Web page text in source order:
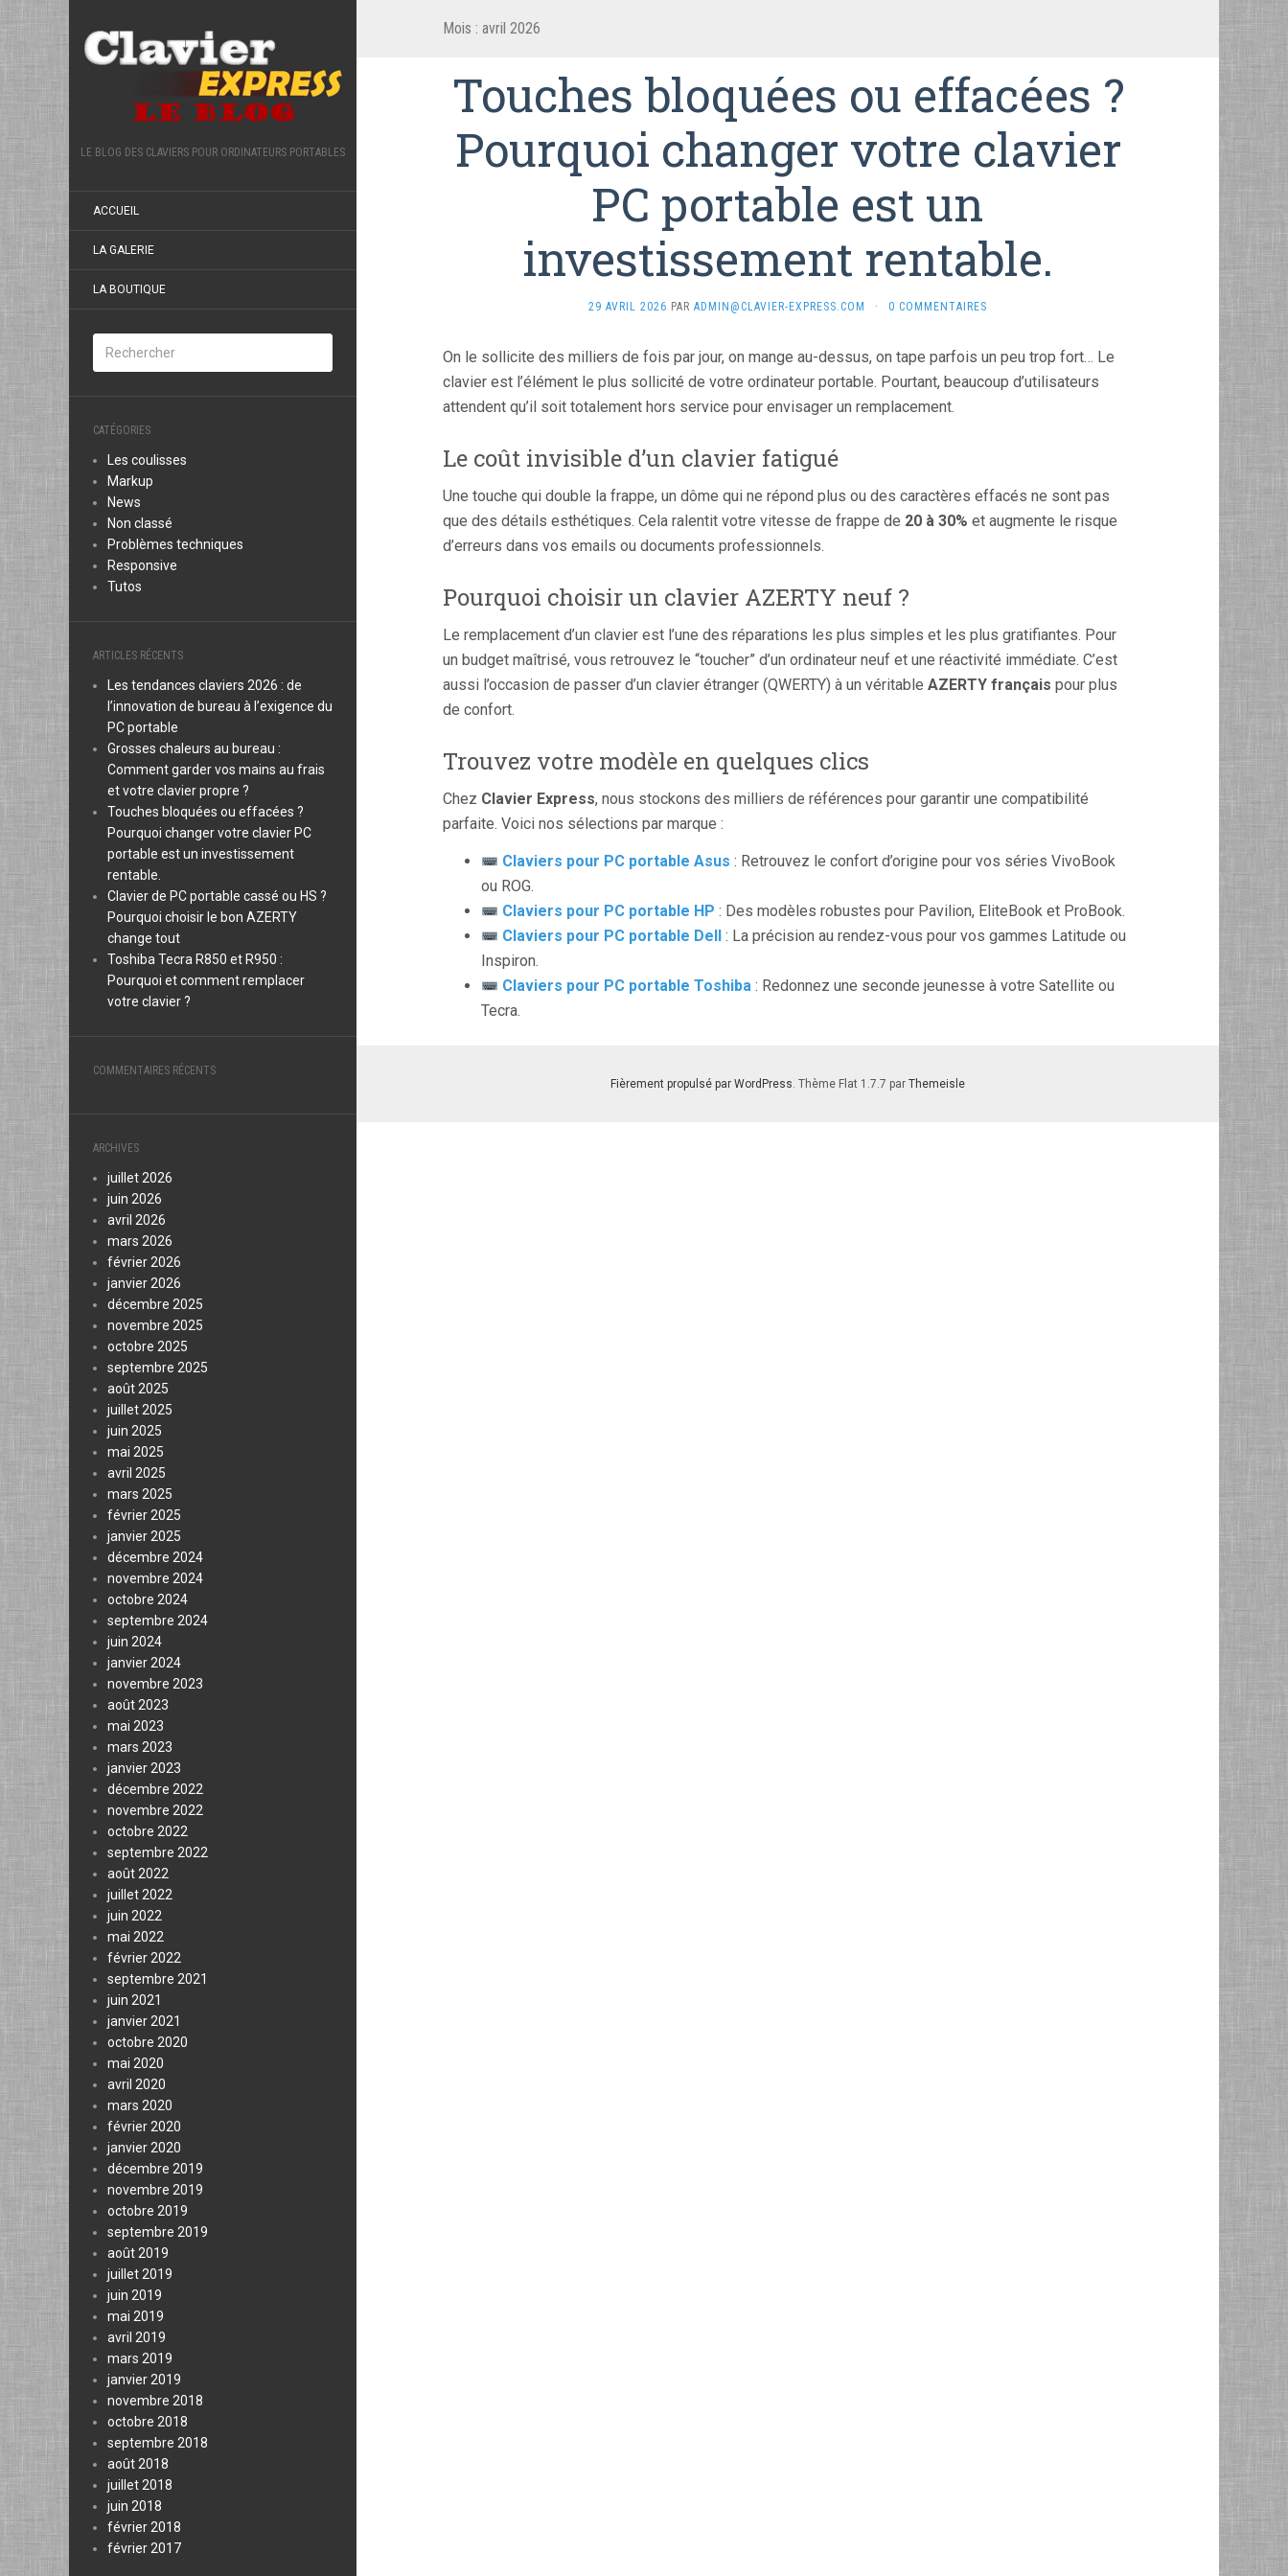
LE BLOG DES CLAVIERS POUR ORDINATEURS PORTABLES
ACCUEIL
LA GALERIE
LA BOUTIQUE
CATÉGORIES
Les coulisses
Markup
News
Non classé
Problèmes techniques
Responsive
Tutos
ARTICLES RÉCENTS
Les tendances claviers 2026 : de
l’innovation de bureau à l’exigence du
PC portable
Grosses chaleurs au bureau :
Comment garder vos mains au frais
et votre clavier propre ?
Touches bloquées ou effacées ?
Pourquoi changer votre clavier PC
portable est un investissement
rentable.
Clavier de PC portable cassé ou HS ?
Pourquoi choisir le bon AZERTY
change tout
Toshiba Tecra R850 et R950 :
Pourquoi et comment remplacer
votre clavier ?
COMMENTAIRES RÉCENTS
ARCHIVES
juillet 2026
juin 2026
avril 2026
mars 2026
février 2026
janvier 2026
décembre 2025
novembre 2025
octobre 2025
septembre 2025
août 2025
juillet 2025
juin 2025
mai 2025
avril 2025
mars 2025
février 2025
janvier 2025
décembre 2024
novembre 2024
octobre 2024
septembre 2024
juin 2024
janvier 2024
novembre 2023
août 2023
mai 2023
mars 2023
janvier 2023
décembre 2022
novembre 2022
octobre 2022
septembre 2022
août 2022
juillet 2022
juin 2022
mai 2022
février 2022
septembre 2021
juin 2021
janvier 2021
octobre 2020
mai 2020
avril 2020
mars 2020
février 2020
janvier 2020
décembre 2019
novembre 2019
octobre 2019
septembre 2019
août 2019
juillet 2019
juin 2019
mai 2019
avril 2019
mars 2019
janvier 2019
novembre 2018
octobre 2018
septembre 2018
août 2018
juillet 2018
juin 2018
février 2018
février 2017
Mois : avril 2026
Touches bloquées ou effacées ?
Pourquoi changer votre clavier
PC portable est un
investissement rentable.
29 AVRIL 2026 PAR ADMIN@CLAVIER-EXPRESS.COM · 0 COMMENTAIRES
On le sollicite des milliers de fois par jour, on mange au-dessus, on tape parfois un peu trop fort… Le
clavier est l’élément le plus sollicité de votre ordinateur portable. Pourtant, beaucoup d’utilisateurs
attendent qu’il soit totalement hors service pour envisager un remplacement.
Le coût invisible d’un clavier fatigué
Une touche qui double la frappe, un dôme qui ne répond plus ou des caractères effacés ne sont pas
que des détails esthétiques. Cela ralentit votre vitesse de frappe de 20 à 30% et augmente le risque
d’erreurs dans vos emails ou documents professionnels.
Pourquoi choisir un clavier AZERTY neuf ?
Le remplacement d’un clavier est l’une des réparations les plus simples et les plus gratifiantes. Pour
un budget maîtrisé, vous retrouvez le “toucher” d’un ordinateur neuf et une réactivité immédiate. C’est
aussi l’occasion de passer d’un clavier étranger (QWERTY) à un véritable AZERTY français pour plus
de confort.
Trouvez votre modèle en quelques clics
Chez Clavier Express, nous stockons des milliers de références pour garantir une compatibilité
parfaite. Voici nos sélections par marque :
Claviers pour PC portable Asus : Retrouvez le confort d’origine pour vos séries VivoBook
ou ROG.
Claviers pour PC portable HP : Des modèles robustes pour Pavilion, EliteBook et ProBook.
Claviers pour PC portable Dell : La précision au rendez-vous pour vos gammes Latitude ou
Inspiron.
Claviers pour PC portable Toshiba : Redonnez une seconde jeunesse à votre Satellite ou
Tecra.
Fièrement propulsé par WordPress. Thème Flat 1.7.7 par Themeisle